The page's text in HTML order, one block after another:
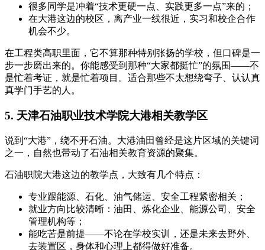
很多同学是冲着“技术更硬一点、实践更多一点”来的；
在大港这边的校区，离产业一线很近，实习和校企合作
机会不少。
在工程类高职里面，它不算那种特别张扬的学校，但口碑是一
步一步磨出来的。你能感受到那种“大家都挺忙”的氛围——不
是忙着考证，就是忙着项目。适合那些不太想绕弯子、认认真
真学门手艺的人。
5. 天津石油职业技术学院大港相关教学区
说到“大港”，绕不开石油。大港油田曾经是这片区域的关键词
之一，自然也带动了石油相关教育资源的聚集。
石油职院大港这边的教学点，大致有几个特点：
专业跟能源、石化、油气储运、安全工程紧密相关；
就业方向比较清晰：油田、炼化企业、能源公司、安全
管理机构等；
能吃苦是前提——不论在学校实训，还是未来去野外、
去装置区，身体和心理上都得做好准备。